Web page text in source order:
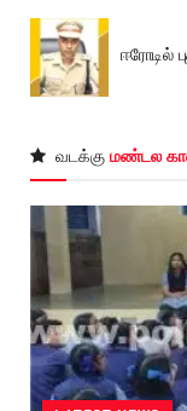
ஈரோடில்
வடக்கு மண்டல